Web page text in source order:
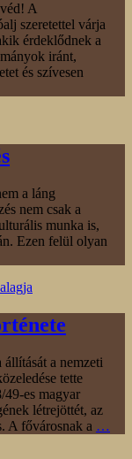
A
szeretettel várja
érdeklődnek a
iránt,
és szívesen
a láng
nem csak a
munka is,
Ezen felül olyan
a nemzeti
tette
49-es magyar
létrejöttét, az
A fővárosnak a …